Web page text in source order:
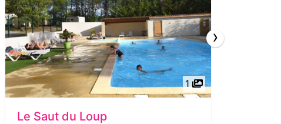
1
Le Saut du Loup
›